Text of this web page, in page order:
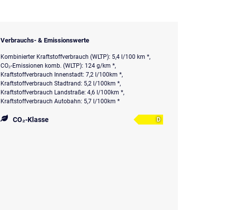
Verbrauchs- & Emissionswerte
Kombinierter Kraftstoffverbrauch (WLTP): 5,4 l/100 km *,
CO₂-Emissionen komb. (WLTP): 124 g/km *,
Kraftstoffverbrauch Innenstadt: 7,2 l/100km *,
Kraftstoffverbrauch Stadtrand: 5,2 l/100km *,
Kraftstoffverbrauch Landstraße: 4,6 l/100km *,
Kraftstoffverbrauch Autobahn: 5,7 l/100km *
CO₂-Klasse D